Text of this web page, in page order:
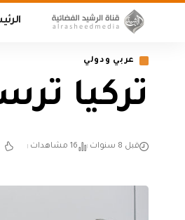
عربي ودولي
تركيا
قبل 8 سنوات 16 مشاهدات